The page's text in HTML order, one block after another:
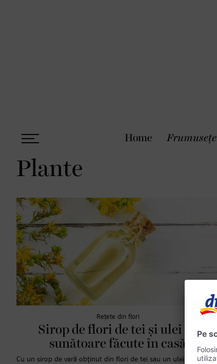
Home Frumusețe
Plante
Rețete din flori
Sirop de flori de tei și ulei de
sunătoare făcute în casă
Cu un sirop de vară obținut din flori de tei sau un ulei liniștitor